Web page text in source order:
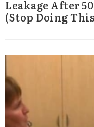
Leakage After
(Stop Doing